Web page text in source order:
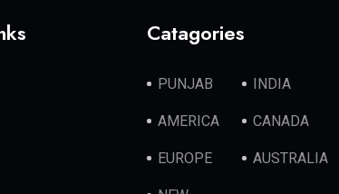
Catagories
PUNJAB INDIA
AMERICA CANADA
EUROPE AUSTRALIA